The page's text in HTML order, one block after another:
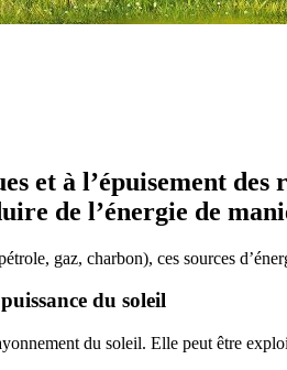
et à l’épuisement des
de l’énergie de
gaz, charbon), ces sources
du soleil
du soleil. Elle peut être